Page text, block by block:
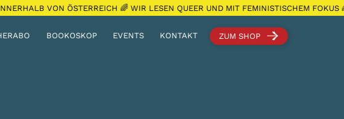
VON ÖSTERREICH 🌈 WIR LESEN QUEER UND MIT FEMINISTISCHEM
BOOKOSKOP EVENTS KONTAKT ZUM SHOP